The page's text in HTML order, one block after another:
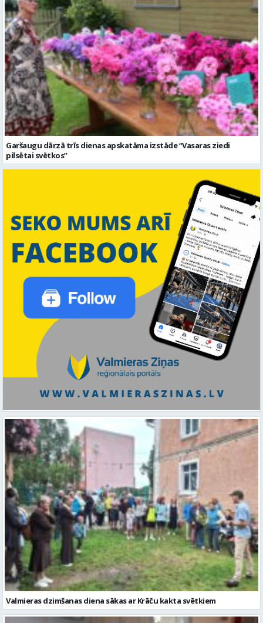
Garšaugu dārzā trīs dienas apskatāma izstāde “Vasaras ziedi
pilsētai svētkos”
Valmieras dzimšanas diena sākas ar Krāču kakta svētkiem